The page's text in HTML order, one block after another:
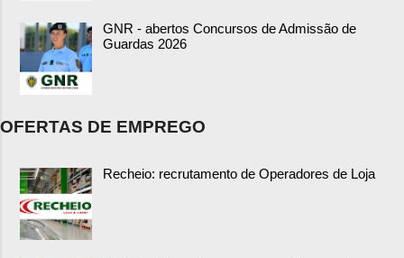
GNR - abertos Concursos de Admissão de
Guardas 2026
OFERTAS DE EMPREGO
Recheio: recrutamento de Operadores de Loja